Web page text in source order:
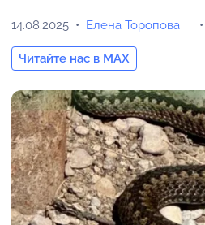
14.08.2025 Елена Торопова
Читайте нас в MAX